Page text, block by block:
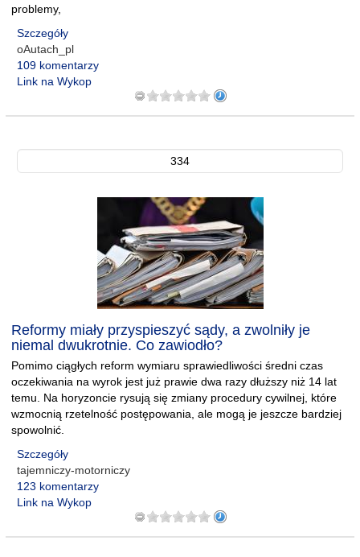
problemy,
Szczegóły
oAutach_pl
109 komentarzy
Link na Wykop
334
Reformy miały przyspieszyć sądy, a zwolniły je
niemal dwukrotnie. Co zawiodło?
Pomimo ciągłych reform wymiaru sprawiedliwości średni czas
oczekiwania na wyrok jest już prawie dwa razy dłuższy niż 14 lat
temu. Na horyzoncie rysują się zmiany procedury cywilnej, które
wzmocnią rzetelność postępowania, ale mogą je jeszcze bardziej
spowolnić.
Szczegóły
tajemniczy-motorniczy
123 komentarzy
Link na Wykop